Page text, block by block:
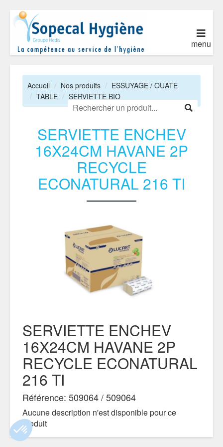
menu
Accueil Nos produits
ESSUYAGE / OUATE
TABLE
SERVIETTE BIO
SERVIETTE ENCHEV
16X24CM HAVANE 2P
RECYCLE
ECONATURAL 216 TI
SERVIETTE ENCHEV
16X24CM HAVANE 2P
RECYCLE ECONATURAL
216 TI
Référence: 509064 / 509064
Aucune description n'est disponible pour ce
produit
DOCUMENTS